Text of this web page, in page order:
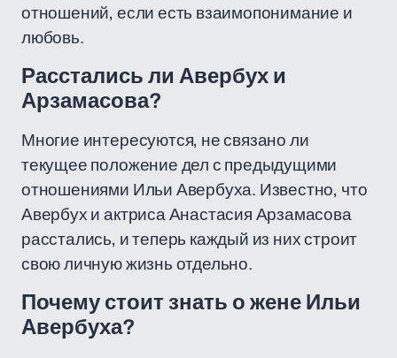
отношений, если есть взаимопонимание и
любовь.
Расстались ли Авербух и
Арзамасова?
Многие интересуются, не связано ли
текущее положение дел с предыдущими
отношениями Ильи Авербуха. Известно, что
Авербух и актриса Анастасия Арзамасова
расстались, и теперь каждый из них строит
свою личную жизнь отдельно.
Почему стоит знать о жене Ильи
Авербуха?